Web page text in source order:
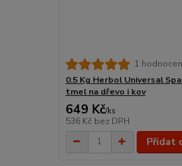
1
0.5 Kg Herbol Universal
tmel na dřevo i kov
649 Kč/ks
536 Kč bez DPH
Přidat